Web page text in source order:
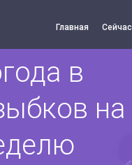
Главная Сейчас
в
на